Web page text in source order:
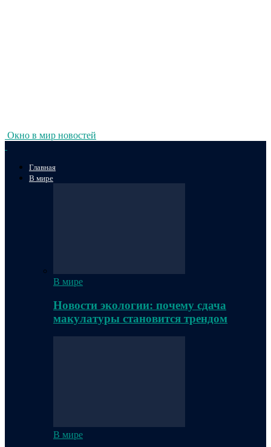
Окно в мир новостей
Главная
В мире
В мире
Новости экологии: почему сдача
макулатуры становится трендом
В мире